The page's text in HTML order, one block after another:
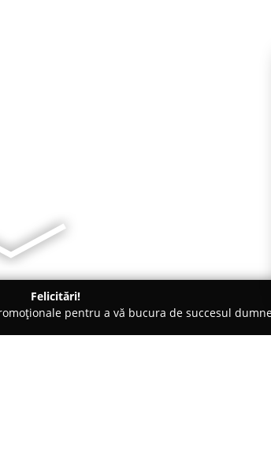
Felicitări!
pentru a vă bucura de succesul